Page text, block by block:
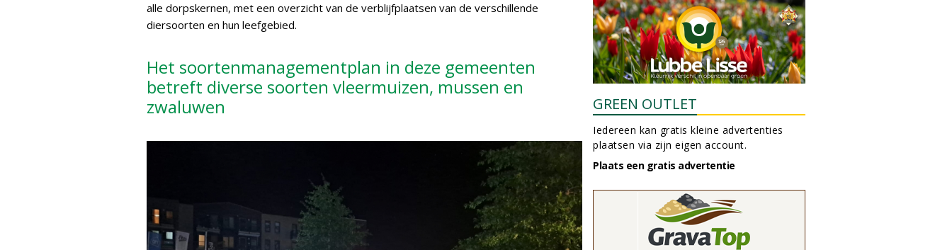
alle dorpskernen, met een overzicht van de verblijfplaatsen van de verschillende
diersoorten en hun leefgebied.
Het soortenmanagementplan in deze gemeenten
betreft diverse soorten vleermuizen, mussen en
zwaluwen
GREEN OUTLET
Iedereen kan gratis kleine advertenties
plaatsen via zijn eigen account.
Plaats een gratis advertentie